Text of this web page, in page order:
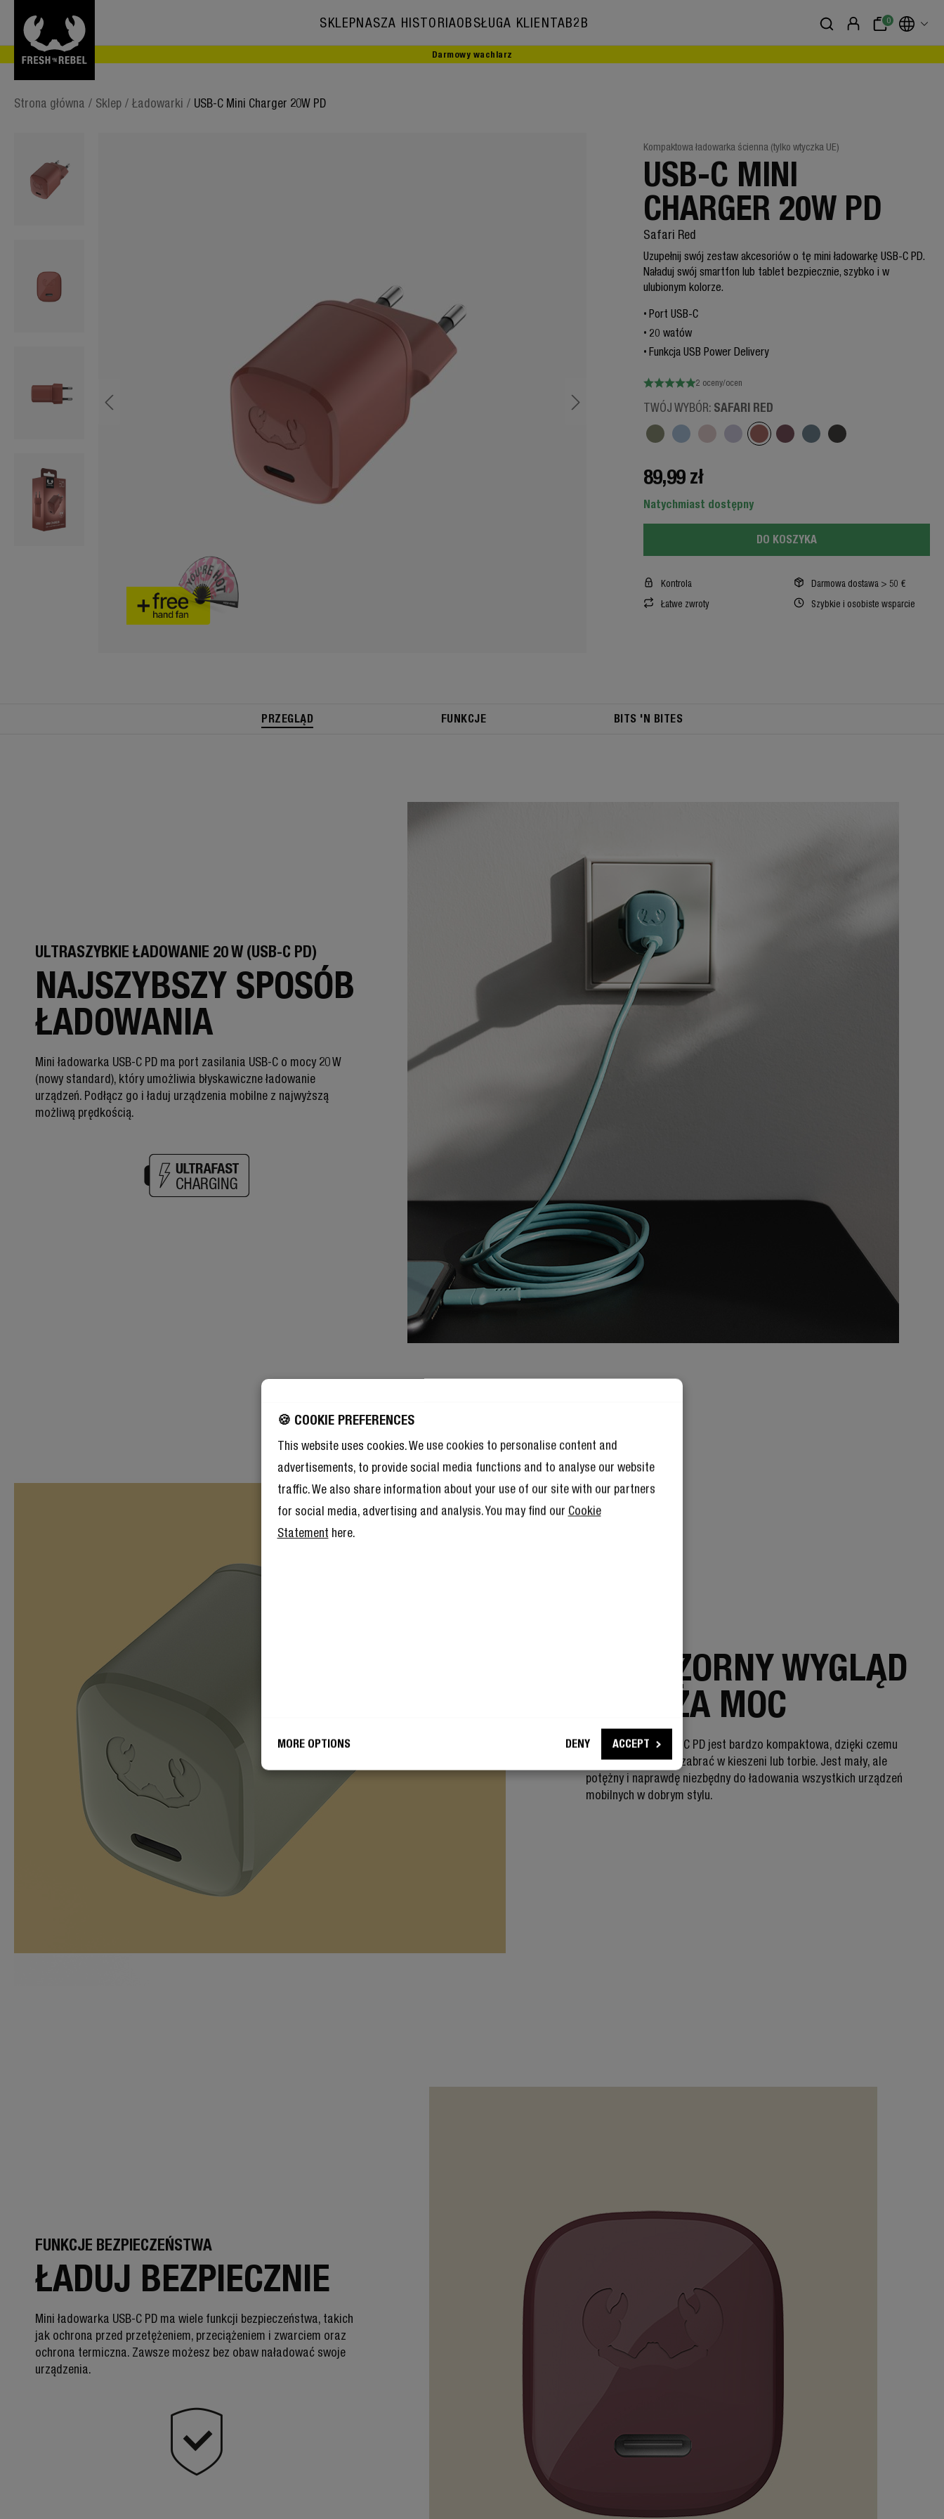
🍪 COOKIE PREFERENCES
This website uses cookies. We use cookies to personalise content and
advertisements, to provide social media functions and to analyse our website
traffic. We also share information about your use of our site with our partners
for social media, advertising and analysis. You may find our Cookie
Statement here.
MORE OPTIONS DENY ACCEPT
0
SKLEPNASZA HISTORIAOBSŁUGA KLIENTAB2B
Darmowy wachlarz
Strona główna / Sklep / Ładowarki / USB-C Mini Charger 20W PD
Kompaktowa ładowarka ścienna (tylko wtyczka UE)
USB-C MINI
CHARGER 20W PD
Safari Red
Uzupełnij swój zestaw akcesoriów o tę mini ładowarkę USB-C PD.
Naładuj swój smartfon lub tablet bezpiecznie, szybko i w
ulubionym kolorze.
Port USB-C
20 watów
Funkcja USB Power Delivery
2 oceny/ocen
TWÓJ WYBÓR: SAFARI RED
89,99 zł
Natychmiast dostępny
DO KOSZYKA
Kontrola
Darmowa dostawa > 50 €
Łatwe zwroty
Szybkie i osobiste wsparcie
PRZEGLĄD FUNKCJE BITS 'N BITES
ULTRASZYBKIE ŁADOWANIE 20 W (USB-C PD)
NAJSZYBSZY SPOSÓB
ŁADOWANIA
Mini ładowarka USB-C PD ma port zasilania USB-C o mocy 20 W
(nowy standard), który umożliwia błyskawiczne ładowanie
urządzeń. Podłącz go i ładuj urządzenia mobilne z najwyższą
możliwą prędkością.
NIEPOZORNY WYGLĄD
– I DUŻA MOC
Miniładowarka USB-C PD jest bardzo kompaktowa, dzięki czemu
można ją wszędzie zabrać w kieszeni lub torbie. Jest mały, ale
potężny i naprawdę niezbędny do ładowania wszystkich urządzeń
mobilnych w dobrym stylu.
FUNKCJE BEZPIECZEŃSTWA
ŁADUJ BEZPIECZNIE
Mini ładowarka USB-C PD ma wiele funkcji bezpieczeństwa, takich
jak ochrona przed przetężeniem, przeciążeniem i zwarciem oraz
ochrona termiczna. Zawsze możesz bez obaw naładować swoje
urządzenia.